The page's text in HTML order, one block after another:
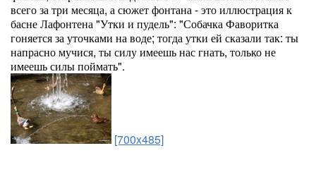
всего за три месяца, а сюжет фонтана - это иллюстрация к
басне Лафонтена "Утки и пудель": "Собачка Фаворитка
гоняется за уточками на воде; тогда утки ей сказали так: ты
напрасно мучися, ты силу имеешь нас гнать, только не
имеешь силы поймать".
[700x485]